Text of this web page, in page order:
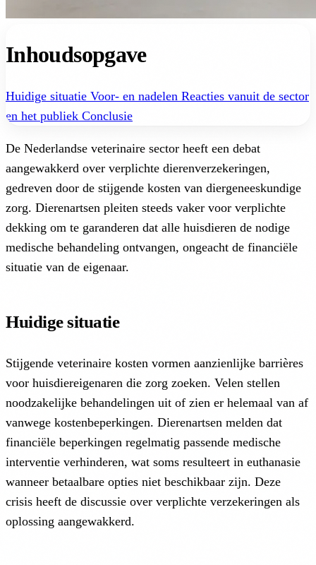
Inhoudsopgave
Huidige situatie Voor- en nadelen Reacties vanuit de sector
en het publiek Conclusie
De Nederlandse veterinaire sector heeft een debat
aangewakkerd over verplichte dierenverzekeringen,
gedreven door de stijgende kosten van diergeneeskundige
zorg. Dierenartsen pleiten steeds vaker voor verplichte
dekking om te garanderen dat alle huisdieren de nodige
medische behandeling ontvangen, ongeacht de financiële
situatie van de eigenaar.
Huidige situatie
Stijgende veterinaire kosten vormen aanzienlijke barrières
voor huisdiereigenaren die zorg zoeken. Velen stellen
noodzakelijke behandelingen uit of zien er helemaal van af
vanwege kostenbeperkingen. Dierenartsen melden dat
financiële beperkingen regelmatig passende medische
interventie verhinderen, wat soms resulteert in euthanasie
wanneer betaalbare opties niet beschikbaar zijn. Deze
crisis heeft de discussie over verplichte verzekeringen als
oplossing aangewakkerd.